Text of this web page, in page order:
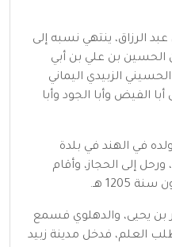
الرزاق، ينتهي نسبه إلى
الحسين بن علي بن أبي
الزبيدي اليماني
الفيض وأبا الجود وأبا
في الهند في بلدة
إلى الحجاز، وأقام
هـ.
يحيى، والدهلوي فسمع
العلم، فدخل مدينة زبيد